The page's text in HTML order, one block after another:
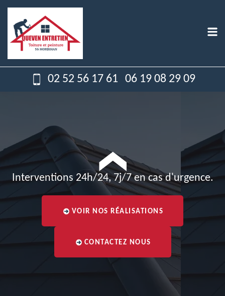
02 52 56 17 61 06 19 08 29 09
Interventions 24h/24, 7j/7 en cas d'urgence.
VOIR NOS RÉALISATIONS
CONTACTEZ NOUS